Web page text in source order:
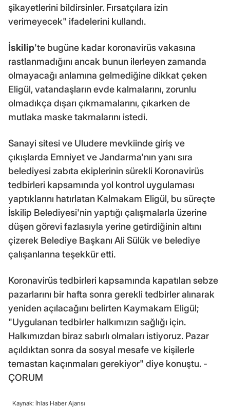
şikayetlerini bildirsinler. Fırsatçılara izin
verimeyecek" ifadelerini kullandı.
İskilip'te bugüne kadar koronavirüs vakasına
rastlanmadığını ancak bunun ilerleyen zamanda
olmayacağı anlamına gelmediğine dikkat çeken
Eligül, vatandaşların evde kalmalarını, zorunlu
olmadıkça dışarı çıkmamalarını, çıkarken de
mutlaka maske takmalarını istedi.
Sanayi sitesi ve Uludere mevkiinde giriş ve
çıkışlarda Emniyet ve Jandarma'nın yanı sıra
belediyesi zabıta ekiplerinin sürekli Koronavirüs
tedbirleri kapsamında yol kontrol uygulaması
yaptıklarını hatırlatan Kalmakam Eligül, bu süreçte
İskilip Belediyesi'nin yaptığı çalışmalarla üzerine
düşen görevi fazlasıyla yerine getirdiğinin altını
çizerek Belediye Başkanı Ali Sülük ve belediye
çalışanlarına teşekkür etti.
Koronavirüs tedbirleri kapsamında kapatılan sebze
pazarlarını bir hafta sonra gerekli tedbirler alınarak
yeniden açılacağını belirten Kaymakam Eligül;
"Uygulanan tedbirler halkımızın sağlığı için.
Halkımızdan biraz sabırlı olmaları istiyoruz. Pazar
açıldıktan sonra da sosyal mesafe ve kişilerle
temastan kaçınmaları gerekiyor" diye konuştu. -
ÇORUM
Kaynak: İhlas Haber Ajansı